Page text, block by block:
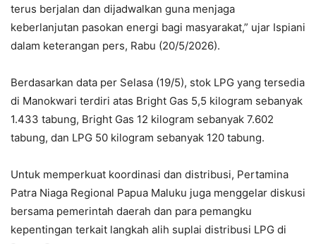
terus berjalan dan dijadwalkan guna menjaga
keberlanjutan pasokan energi bagi masyarakat,” ujar Ispiani
dalam keterangan pers, Rabu (20/5/2026).
Berdasarkan data per Selasa (19/5), stok LPG yang tersedia
di Manokwari terdiri atas Bright Gas 5,5 kilogram sebanyak
1.433 tabung, Bright Gas 12 kilogram sebanyak 7.602
tabung, dan LPG 50 kilogram sebanyak 120 tabung.
Untuk memperkuat koordinasi dan distribusi, Pertamina
Patra Niaga Regional Papua Maluku juga menggelar diskusi
bersama pemerintah daerah dan para pemangku
kepentingan terkait langkah alih suplai distribusi LPG di